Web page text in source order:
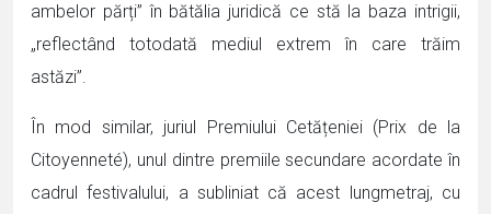
ambelor părți” în bătălia juridică ce stă la baza intrigii,
„reflectând totodată mediul extrem în care trăim
astăzi”.
În mod similar, juriul Premiului Cetățeniei (Prix de la
Citoyenneté), unul dintre premiile secundare acordate în
cadrul festivalului, a subliniat că acest lungmetraj, cu